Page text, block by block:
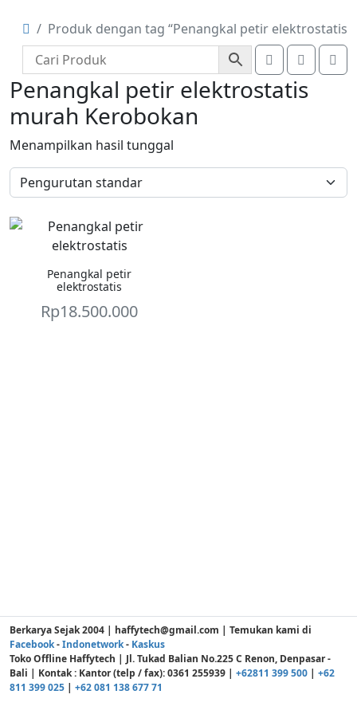
Produk dengan tag “Penangkal petir elektrostatis
Account
Penangkal petir elektrostatis
murah Kerobokan
Menampilkan hasil tunggal
Penangkal petir
elektrostatis
Rp18.500.000
Berkarya Sejak 2004 | haffytech@gmail.com | Temukan kami di
Facebook-Indonetwork- Kaskus
Toko Offline Haffytech | Jl. Tukad Balian No.225 C Renon, Denpasar -
Bali | Kontak : Kantor (telp / fax): 0361 255939 | +62811 399 500 | +62
811 399 025 | +62 081 138 677 71